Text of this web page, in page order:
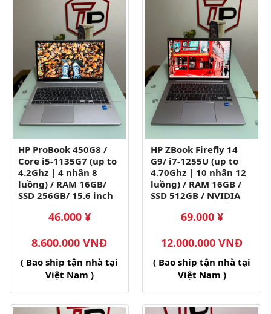
HP ProBook 450G8 /
Core i5-1135G7 (up to
4.2Ghz | 4 nhân 8
luồng) / RAM 16GB/
SSD 256GB/ 15.6 inch
46.000 ¥
8.600.000 VNĐ
( Bao ship tận nhà tại
Việt Nam )
HP ZBook Firefly 14
G9/ i7-1255U (up to
4.70Ghz | 10 nhân 12
luồng) / RAM 16GB /
SSD 512GB / NVIDIA
T550 4GB/ 14 inch
FHD IPS (1920x1080)
69.000 ¥
12.000.000 VNĐ
( Bao ship tận nhà tại
Việt Nam )